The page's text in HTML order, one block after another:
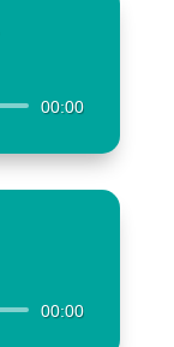
00:00
00:00